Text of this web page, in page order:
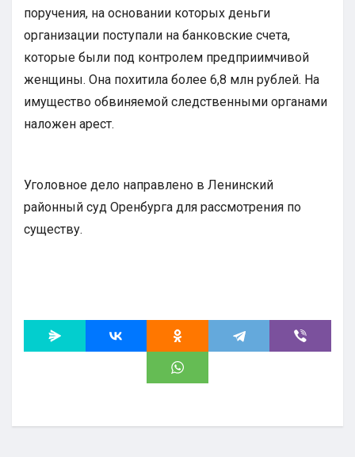
поручения, на основании которых деньги
организации поступали на банковские счета,
которые были под контролем предприимчивой
женщины. Она похитила более 6,8 млн рублей. На
имущество обвиняемой следственными органами
наложен арест.
Уголовное дело направлено в Ленинский
районный суд Оренбурга для рассмотрения по
существу.